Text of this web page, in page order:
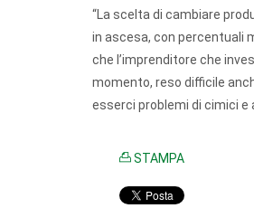
“La scelta di cambiare
in ascesa, con percentuali
che l’imprenditore che
momento, reso difficile
esserci problemi di cimici e
STAMPA